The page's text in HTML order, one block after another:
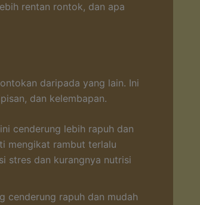
rentan rontok, dan apa
daripada yang lain. Ini
dan kelembapan.
cenderung lebih rapuh dan
mengikat rambut terlalu
stres dan kurangnya nutrisi
cenderung rapuh dan mudah